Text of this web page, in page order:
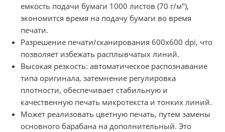
емкость подачи бумаги 1000 листов (70 г/м"),
экономится время на подачу бумаги во время
печати.
Разрешение печати/сканирования 600x600 dpi, что
позволяет избежать расплывчатых линий.
Высокая резкость: автоматическое распознавание
типа оригинала, затемнение регулировка
плотности, обеспечивает стабильную и
качественную печать микротекста и тонких линий.
Может реализовать цветную печать, путем замены
основного барабана на дополнительный. Это